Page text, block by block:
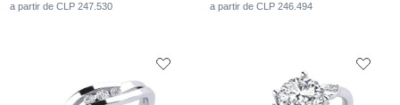
a partir de CLP 247.530 a partir de CLP 246.494